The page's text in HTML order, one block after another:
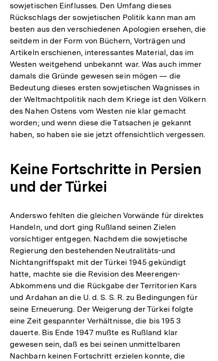
sowjetischen Einflusses. Den Umfang dieses
Rückschlags der sowjetischen Politik kann man am
besten aus den verschiedenen Apologien ersehen, die
seitdem in der Form von Büchern, Vorträgen und
Artikeln erschienen, interessantes Material, das im
Westen weitgehend unbekannt war. Was auch immer
damals die Gründe gewesen sein mögen — die
Bedeutung dieses ersten sowjetischen Wagnisses in
der Weltmachtpolitik nach dem Kriege ist den Völkern
des Nahen Ostens vom Westen nie klar gemacht
worden; und wenn diese die Tatsachen je gekannt
haben, so haben sie sie jetzt offensichtlich vergessen.
Keine Fortschritte in Persien
und der Türkei
Anderswo fehlten die gleichen Vorwände für direktes
Handeln, und dort ging Rußland seinen Zielen
vorsichtiger entgegen. Nachdem die sowjetische
Regierung den bestehenden Neutralitäts-und
Nichtangriffspakt mit der Türkei 1945 gekündigt
hatte, machte sie die Revision des Meerengen-
Abkommens und die Rückgabe der Territorien Kars
und Ardahan an die U. d. S. S. R. zu Bedingungen für
seine Erneuerung. Der Weigerung der Türkei folgte
eine Zeit gespannter Verhältnisse, die bis 195 3
dauerte. Bis Ende 1947 mußte es Rußland klar
gewesen sein, daß es bei seinen unmittelbaren
Nachbarn keinen Fortschritt erzielen konnte, die